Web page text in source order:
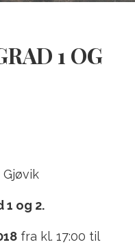
1 OG
Gjøvik
og 2.
fra kl. 17:00 til